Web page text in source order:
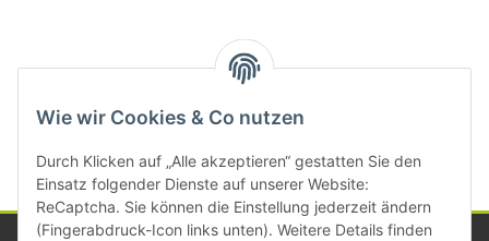
Wie wir Cookies & Co nutzen
Durch Klicken auf „Alle akzeptieren“ gestatten Sie den
Einsatz folgender Dienste auf unserer Website:
ReCaptcha. Sie können die Einstellung jederzeit ändern
(Fingerabdruck-Icon links unten). Weitere Details finden
Kategorien